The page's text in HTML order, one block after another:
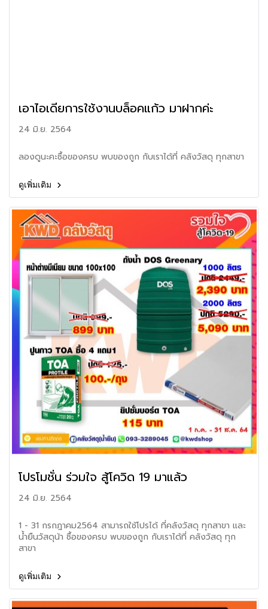
เอาไอเดียการใช้งานบล็อคแก้ว มาฝากค่ะ
24 มิ.ย. 2564
ลองดูนะคะซื้อของครบ พบของถูก กับเราได้ที่ คลังวัสดุ ทุกสาขา
ดูเพิ่มเติม
โปรโมชั่น ร่วมใจ สู้โควิด 19 มาแล้ว
24 มิ.ย. 2564
1 - 31 กรกฎาคม2564 สามารถใช้โปรได้ ที่คลังวัสดุ ทุกสาขา และ
น้ำยืนวัสดุน้า ซื้อของครบ พบของถูก กับเราได้ที่ คลังวัสดุ ทุก
สาขา
ดูเพิ่มเติม